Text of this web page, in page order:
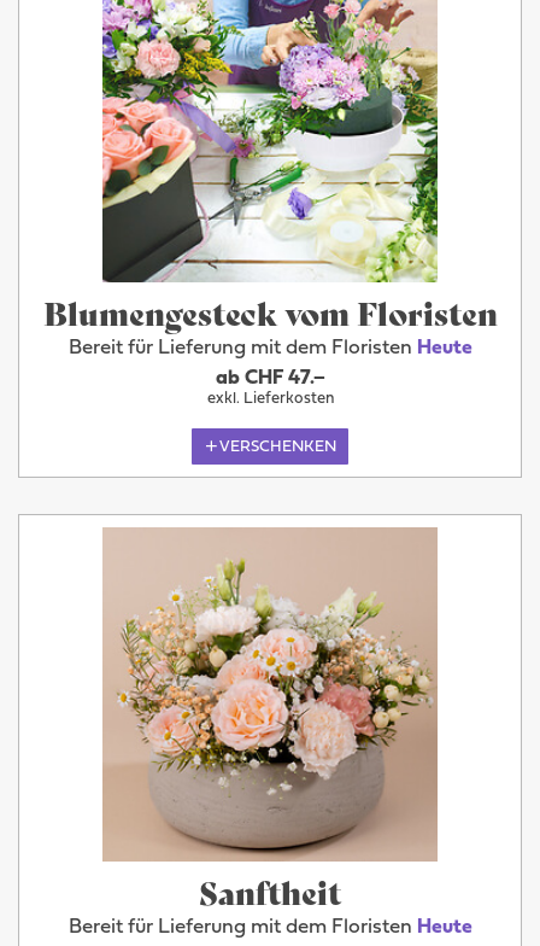
Blumengesteck vom Floristen
Bereit für Lieferung mit dem Floristen Heute
ab CHF 47.–
exkl. Lieferkosten
VERSCHENKEN
Sanftheit
Bereit für Lieferung mit dem Floristen Heute